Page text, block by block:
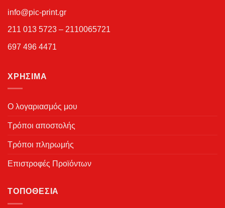
info@pic-print.gr
211 013 5723 – 2110065721
697 496 4471
ΧΡΉΣΙΜΑ
Ο λογαριασμός μου
Τρόποι αποστολής
Τρόποι πληρωμής
Επιστροφές Προϊόντων
ΤΟΠΟΘΕΣΊΑ